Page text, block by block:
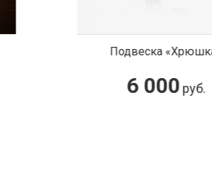
Подвеска «Хрюшка»
6 000руб.